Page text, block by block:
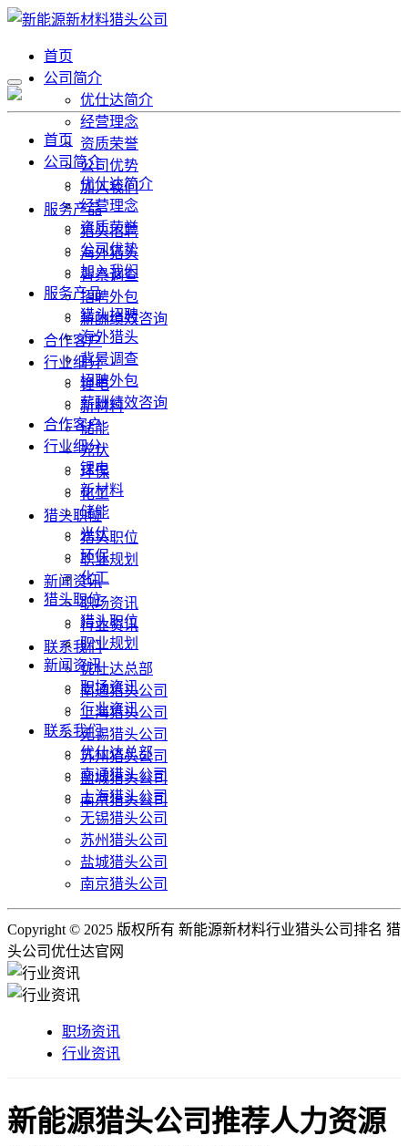
首页
公司简介
优仕达简介
经营理念
资质荣誉
公司优势
加入我们
服务产品
猎头招聘
海外猎头
背景调查
招聘外包
薪酬绩效咨询
合作客户
行业细分
锂电
新材料
储能
光伏
环保
化工
猎头职位
猎头职位
职业规划
新闻资讯
职场资讯
行业资讯
联系我们
优仕达总部
南通猎头公司
上海猎头公司
无锡猎头公司
苏州猎头公司
盐城猎头公司
南京猎头公司
首页
公司简介
优仕达简介
经营理念
资质荣誉
公司优势
加入我们
服务产品
猎头招聘
海外猎头
背景调查
招聘外包
薪酬绩效咨询
合作客户
行业细分
锂电
新材料
储能
光伏
环保
化工
猎头职位
猎头职位
职业规划
新闻资讯
职场资讯
行业资讯
联系我们
优仕达总部
南通猎头公司
上海猎头公司
无锡猎头公司
苏州猎头公司
盐城猎头公司
南京猎头公司
Copyright © 2025 版权所有 新能源新材料行业猎头公司排名 猎
头公司优仕达官网
职场资讯
行业资讯
新能源猎头公司推荐人力资源